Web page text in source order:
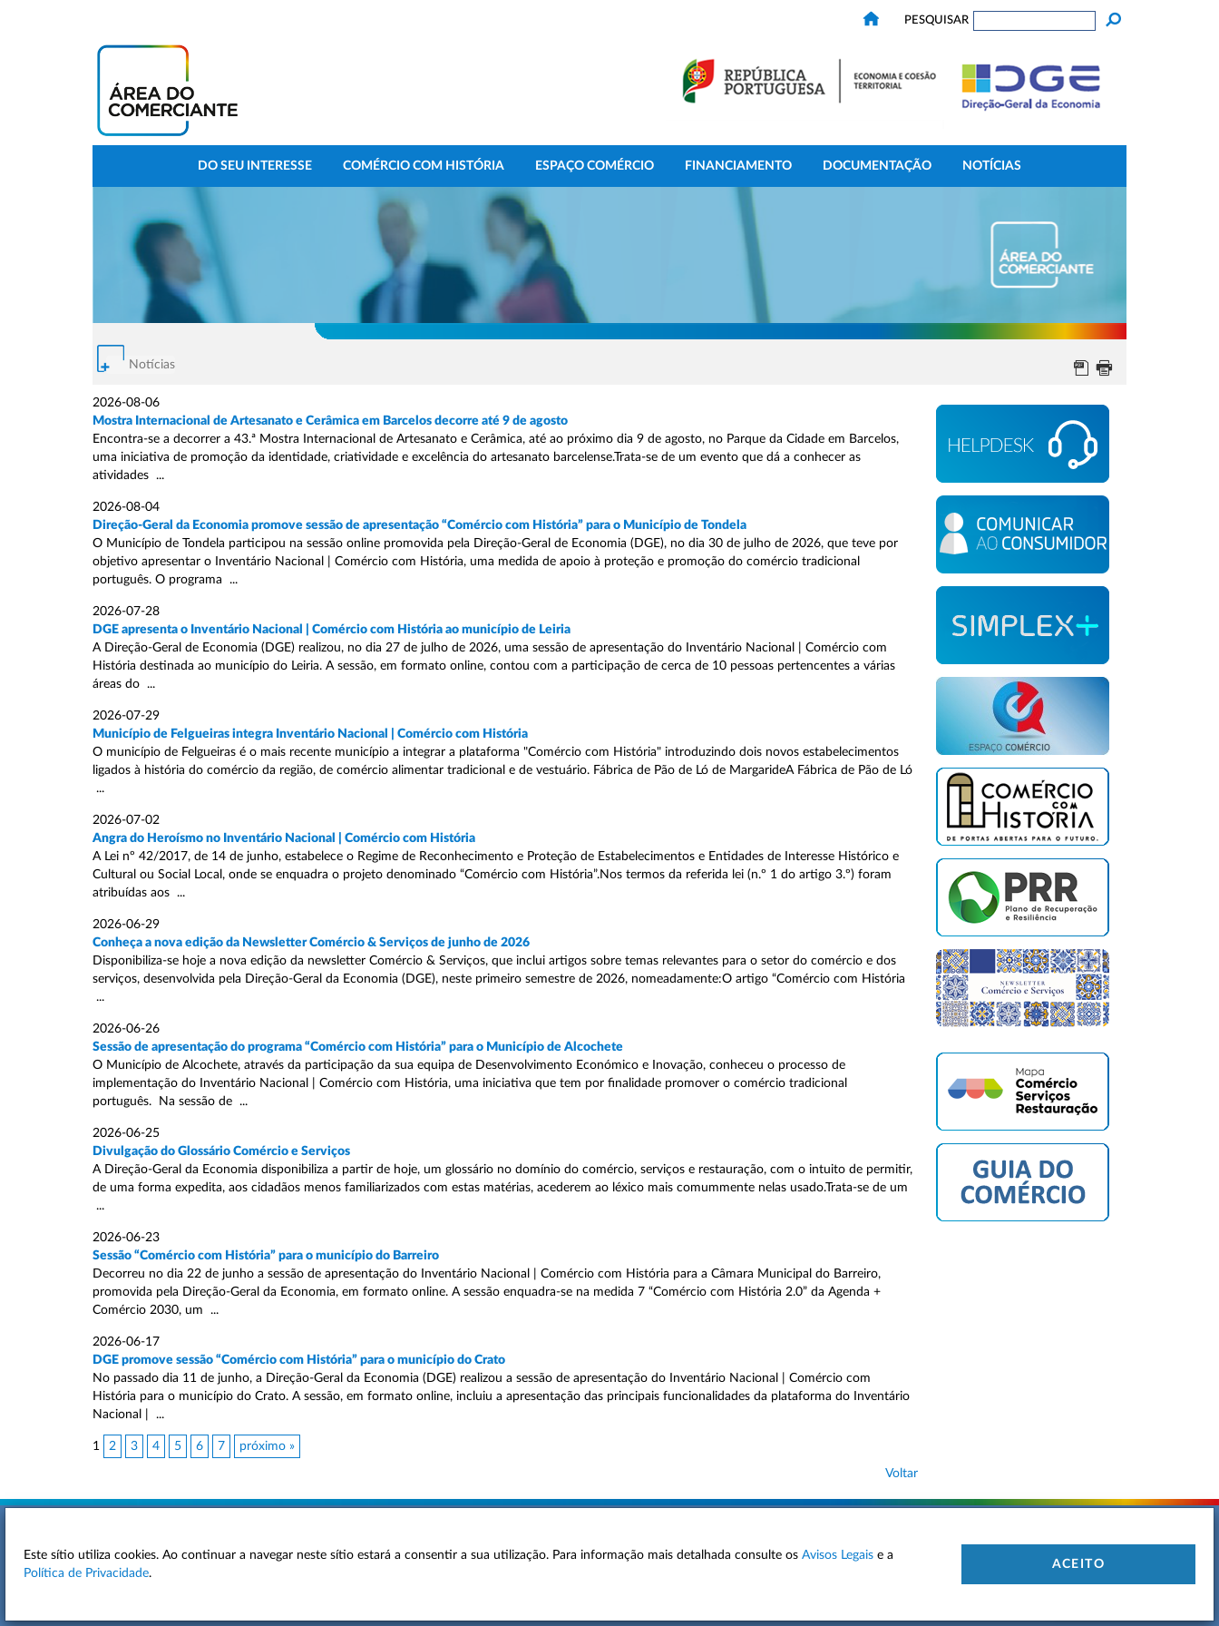
PESQUISAR
DO SEU INTERESSE COMÉRCIO COM HISTÓRIA ESPAÇO COMÉRCIO FINANCIAMENTO DOCUMENTAÇÃO NOTÍCIAS
Notícias
2026-08-06
Mostra Internacional de Artesanato e Cerâmica em Barcelos decorre até 9 de agosto
Encontra-se a decorrer a 43.ª Mostra Internacional de Artesanato e Cerâmica, até ao próximo dia 9 de agosto, no Parque da Cidade em Barcelos,
uma iniciativa de promoção da identidade, criatividade e excelência do artesanato barcelense.Trata-se de um evento que dá a conhecer as
atividades ...
2026-08-04
Direção-Geral da Economia promove sessão de apresentação “Comércio com História” para o Município de Tondela
O Município de Tondela participou na sessão online promovida pela Direção-Geral de Economia (DGE), no dia 30 de julho de 2026, que teve por
objetivo apresentar o Inventário Nacional | Comércio com História, uma medida de apoio à proteção e promoção do comércio tradicional
português. O programa ...
2026-07-28
DGE apresenta o Inventário Nacional | Comércio com História ao município de Leiria
A Direção-Geral de Economia (DGE) realizou, no dia 27 de julho de 2026, uma sessão de apresentação do Inventário Nacional | Comércio com
História destinada ao município do Leiria. A sessão, em formato online, contou com a participação de cerca de 10 pessoas pertencentes a várias
áreas do ...
2026-07-29
Município de Felgueiras integra Inventário Nacional | Comércio com História
O município de Felgueiras é o mais recente município a integrar a plataforma "Comércio com História" introduzindo dois novos estabelecimentos
ligados à história do comércio da região, de comércio alimentar tradicional e de vestuário. Fábrica de Pão de Ló de MargarideA Fábrica de Pão de Ló
...
2026-07-02
Angra do Heroísmo no Inventário Nacional | Comércio com História
A Lei nº 42/2017, de 14 de junho, estabelece o Regime de Reconhecimento e Proteção de Estabelecimentos e Entidades de Interesse Histórico e
Cultural ou Social Local, onde se enquadra o projeto denominado “Comércio com História”.Nos termos da referida lei (n.º 1 do artigo 3.º) foram
atribuídas aos ...
2026-06-29
Conheça a nova edição da Newsletter Comércio & Serviços de junho de 2026
Disponibiliza-se hoje a nova edição da newsletter Comércio & Serviços, que inclui artigos sobre temas relevantes para o setor do comércio e dos
serviços, desenvolvida pela Direção-Geral da Economia (DGE), neste primeiro semestre de 2026, nomeadamente:O artigo “Comércio com História
...
2026-06-26
Sessão de apresentação do programa “Comércio com História” para o Município de Alcochete
O Município de Alcochete, através da participação da sua equipa de Desenvolvimento Económico e Inovação, conheceu o processo de
implementação do Inventário Nacional | Comércio com História, uma iniciativa que tem por finalidade promover o comércio tradicional
português. Na sessão de ...
2026-06-25
Divulgação do Glossário Comércio e Serviços
A Direção-Geral da Economia disponibiliza a partir de hoje, um glossário no domínio do comércio, serviços e restauração, com o intuito de permitir,
de uma forma expedita, aos cidadãos menos familiarizados com estas matérias, acederem ao léxico mais comummente nelas usado.Trata-se de um
...
2026-06-23
Sessão “Comércio com História” para o município do Barreiro
Decorreu no dia 22 de junho a sessão de apresentação do Inventário Nacional | Comércio com História para a Câmara Municipal do Barreiro,
promovida pela Direção-Geral da Economia, em formato online. A sessão enquadra-se na medida 7 “Comércio com História 2.0” da Agenda +
Comércio 2030, um ...
2026-06-17
DGE promove sessão “Comércio com História” para o município do Crato
No passado dia 11 de junho, a Direção-Geral da Economia (DGE) realizou a sessão de apresentação do Inventário Nacional | Comércio com
História para o município do Crato. A sessão, em formato online, incluiu a apresentação das principais funcionalidades da plataforma do Inventário
Nacional | ...
1 2 3 4 5 6 7 próximo »
Voltar
ACESSIBILIDADE POLÍTICA DE PRIVACIDADE CONTACTOS
Este sítio utiliza cookies. Ao continuar a navegar neste sítio estará a consentir a sua utilização. Para informação mais detalhada consulte os Avisos Legais e a
Política de Privacidade.
ACEITO